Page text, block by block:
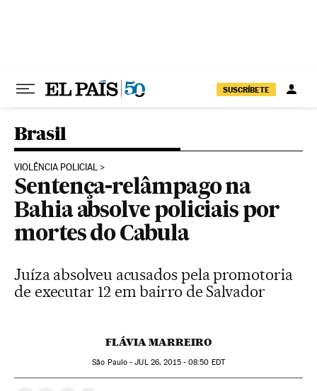
SUSCRÍBETE
Brasil
VIOLÊNCIA POLICIAL
Sentença-relâmpago na
Bahia absolve policiais por
mortes do Cabula
Juíza absolveu acusados pela promotoria
de executar 12 em bairro de Salvador
FLÁVIA MARREIRO
São Paulo -JUL26, 2015 - 08:50 EDT